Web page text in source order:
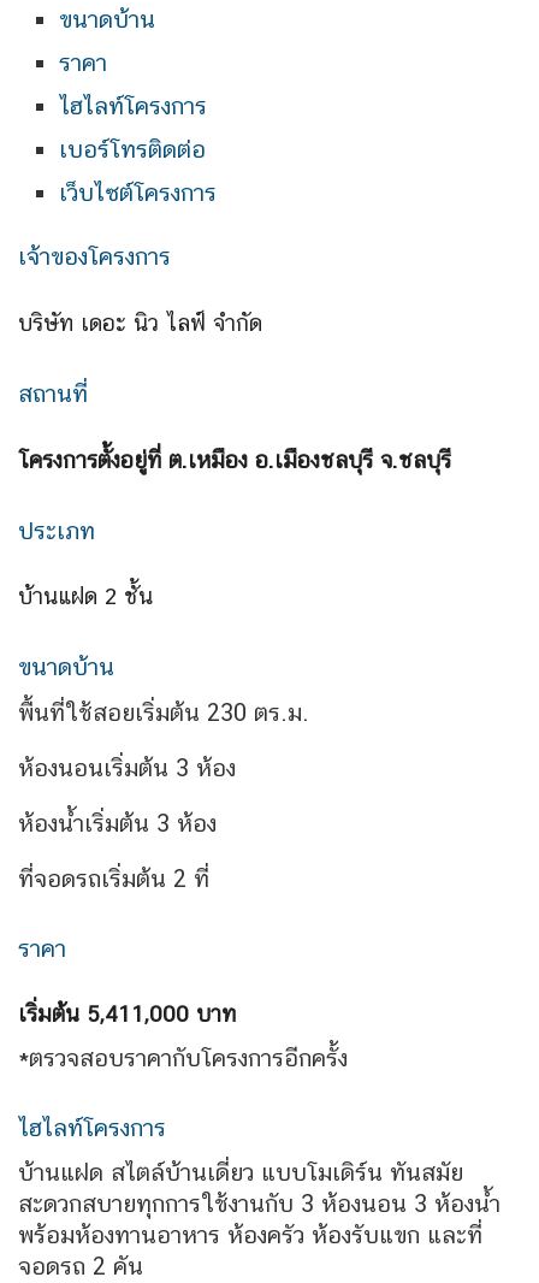
ขนาดบ้าน
ราคา
ไฮไลท์โครงการ
เบอร์โทรติดต่อ
เว็บไซต์โครงการ
เจ้าของโครงการ
บริษัท เดอะ นิว ไลฟ์ จำกัด
สถานที่
โครงการตั้งอยู่ที่ ต.เหมือง อ.เมืองชลบุรี จ.ชลบุรี
ประเภท
บ้านแฝด 2 ชั้น
ขนาดบ้าน
พื้นที่ใช้สอยเริ่มต้น 230 ตร.ม.
ห้องนอนเริ่มต้น 3 ห้อง
ห้องน้ำเริ่มต้น 3 ห้อง
ที่จอดรถเริ่มต้น 2 ที่
ราคา
เริ่มต้น 5,411,000 บาท
*ตรวจสอบราคากับโครงการอีกครั้ง
ไฮไลท์โครงการ
บ้านแฝด สไตล์บ้านเดี่ยว แบบโมเดิร์น ทันสมัย
สะดวกสบายทุกการใช้งานกับ 3 ห้องนอน 3 ห้องน้ำ
พร้อมห้องทานอาหาร ห้องครัว ห้องรับแขก และที่
จอดรถ 2 คัน